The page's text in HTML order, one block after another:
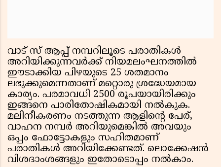
വാട് സ് ആപ്പ് നമ്പറിലൂടെ പരാതികള്‍
അറിയിക്കുന്നവര്‍ക്ക് നിയമലംഘനത്തില്‍
ഈടാക്കിയ പിഴയുടെ 25 ശതമാനം
ലഭുക്കുമെന്നതാണ് മറ്റൊരു ശ്രദ്ധേയമായ
കാര്യം. പരമാവധി 2500 രൂപയായിരിക്കും
ഇങ്ങനെ പാരിതോഷികമായി നല്‍കുക.
മലിനീകരണം നടത്തുന്ന ആളിന്റെ പേര്,
വാഹന നമ്പര്‍ അറിയുമെങ്കില്‍ അവയും
ഒപ്പം ഫോട്ടോകളും സഹിതമാണ്
പരാതികള്‍ അറിയിക്കേണ്ടത്. ലൊക്കേഷന്‍
വിശദാംശങ്ങളും ഇതോടൊപ്പം നല്‍കാം.